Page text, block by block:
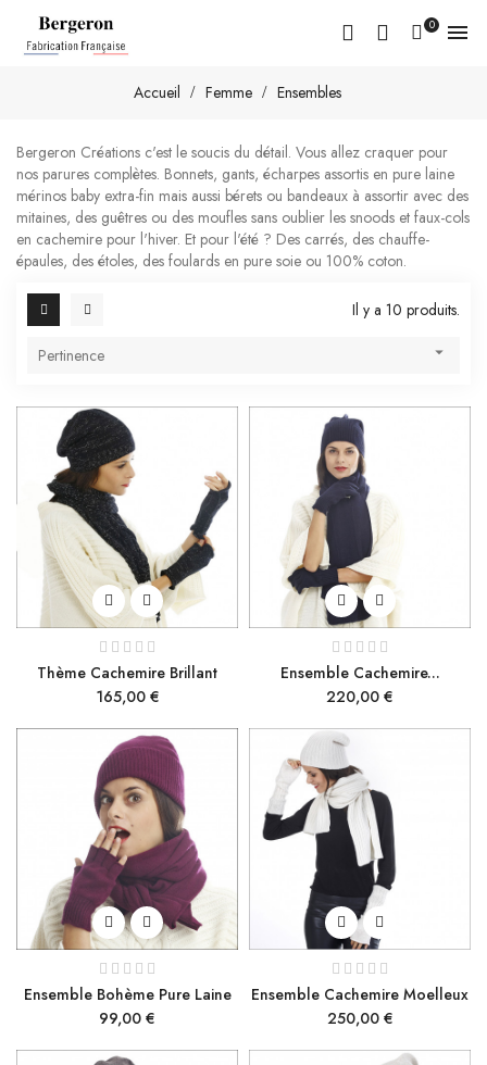
0 
Accueil Femme Ensembles
Bergeron Créations c'est le soucis du détail. Vous allez craquer pour
nos parures complètes. Bonnets, gants, écharpes assortis en pure laine
mérinos baby extra-fin mais aussi bérets ou bandeaux à assortir avec des
mitaines, des guêtres ou des moufles sans oublier les snoods et faux-cols
en cachemire pour l'hiver. Et pour l'été ? Des carrés, des chauffe-
épaules, des étoles, des foulards en pure soie ou 100% coton.
Il y a 10 produits.
Pertinence 
Thème Cachemire Brillant
Prix
165,00 €
Ensemble Cachemire...
Prix
220,00 €
Ensemble Bohème Pure Laine
Prix
99,00 €
Ensemble Cachemire Moelleux
Prix
250,00 €